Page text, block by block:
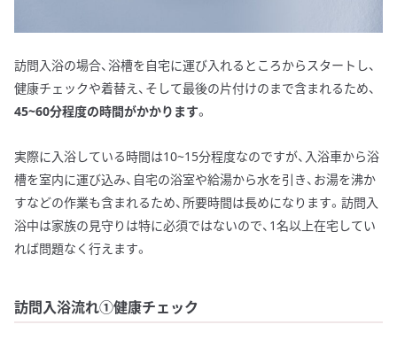
訪問入浴の場合、浴槽を自宅に運び入れるところからスタートし、
健康チェックや着替え、そして最後の片付けのまで含まれるため、
45~60分程度の時間がかかります。
実際に入浴している時間は10~15分程度なのですが、入浴車から浴
槽を室内に運び込み、自宅の浴室や給湯から水を引き、お湯を沸か
すなどの作業も含まれるため、所要時間は長めになります。訪問入
浴中は家族の見守りは特に必須ではないので、1名以上在宅してい
れば問題なく行えます。
訪問入浴流れ①健康チェック